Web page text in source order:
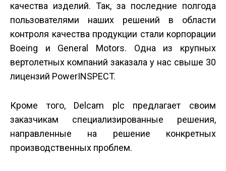
качества изделий. Так, за последние полгода
пользователями наших решений в области
контроля качества продукции стали корпорации
Boeing и General Motors. Одна из крупных
вертолетных компаний заказала у нас свыше 30
лицензий PowerINSPECT.
Кроме того, Delcam plc предлагает своим
заказчикам специализированные решения,
направленные на решение конкретных
производственных проблем.